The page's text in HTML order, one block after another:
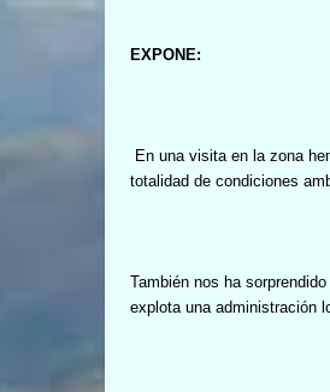
EXPONE:
En una visita en la zona
totalidad de condiciones
También nos ha
explota una administración